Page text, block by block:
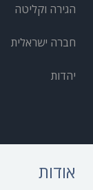
הגירה וקליטה
חברה ישראלית
יהדות
אודות